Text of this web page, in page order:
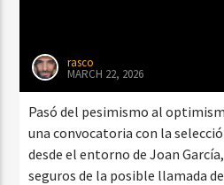
rasco
MARCH 22, 2026
Pasó del pesimismo al
una convocatoria con la
desde el entorno de Joan
seguros de la posible llamada